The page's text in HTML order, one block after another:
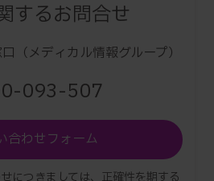
するお問合せ
（メディカル情報グループ）
093-507
合わせフォーム
につきましては、正確性を期する